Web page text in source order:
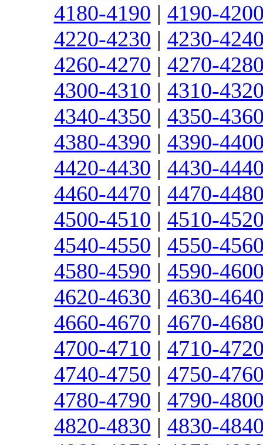
4180-4190 | 4190-
4220-4230 | 4230-
4260-4270 | 4270-
4300-4310 | 4310-
4340-4350 | 4350-
4380-4390 | 4390-
4420-4430 | 4430-
4460-4470 | 4470-
4500-4510 | 4510-
4540-4550 | 4550-
4580-4590 | 4590-
4620-4630 | 4630-
4660-4670 | 4670-
4700-4710 | 4710-
4740-4750 | 4750-
4780-4790 | 4790-
4820-4830 | 4830-